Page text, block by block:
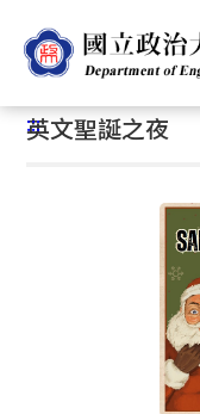
到
主
要
內
首頁 主要業務
:::
英文聖誕之夜